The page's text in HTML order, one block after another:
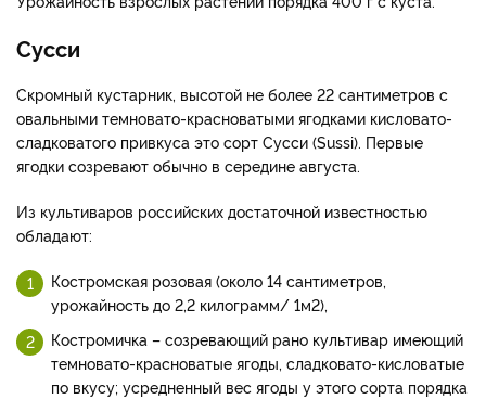
Сусси
Скромный кустарник, высотой не более 22 сантиметров с
овальными темновато-красноватыми ягодками кисловато-
сладковатого привкуса это сорт Сусси (Sussi). Первые
ягодки созревают обычно в середине августа.
Из культиваров российских достаточной известностью
обладают:
Костромская розовая (около 14 сантиметров,
урожайность до 2,2 килограмм/ 1м2),
Костромичка – созревающий рано культивар имеющий
темновато-красноватые ягоды, сладковато-кисловатые
по вкусу; усредненный вес ягоды у этого сорта порядка